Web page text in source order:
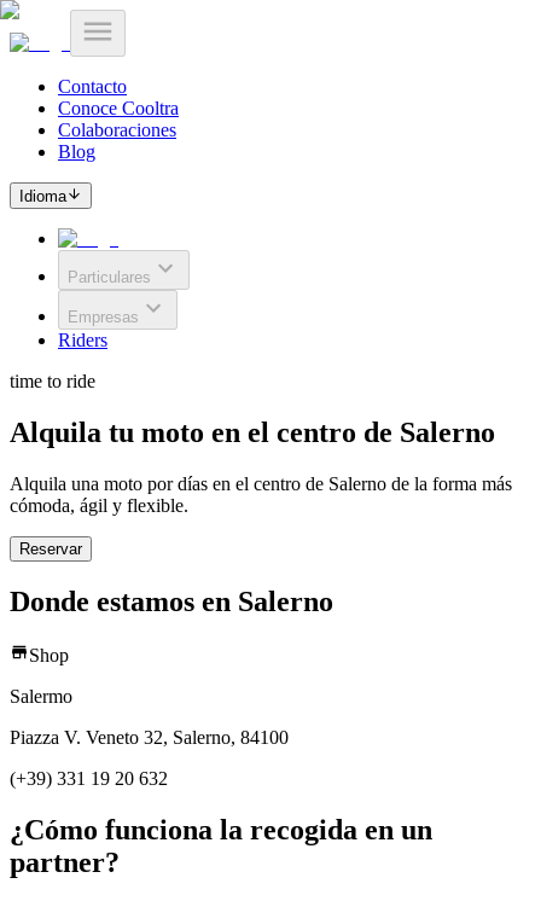
Contacto
Conoce Cooltra
Colaboraciones
Blog
Idioma
Particulares
Empresas
Riders
time to ride
Alquila tu moto en el centro de Salerno
Alquila una moto por días en el centro de Salerno de la forma más
cómoda, ágil y flexible.
Reservar
Donde estamos en Salerno
Shop
Salermo
Piazza V. Veneto 32, Salerno, 84100
(+39) 331 19 20 632
¿Cómo funciona la recogida en un
partner?